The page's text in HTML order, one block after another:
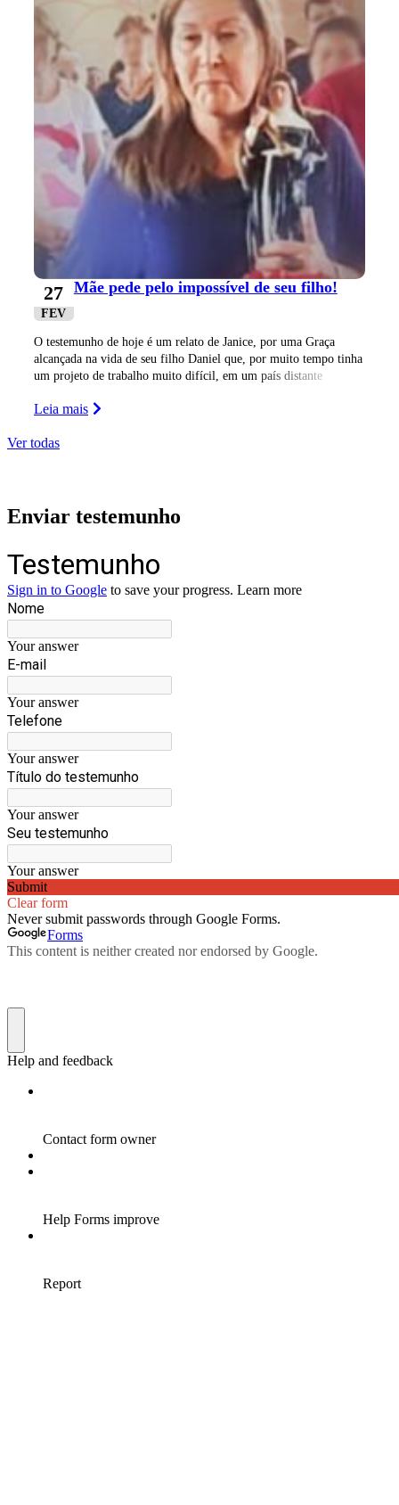
27
FEV
Mãe pede pelo impossível de seu filho!
O testemunho de hoje é um relato de Janice, por uma Graça
alcançada na vida de seu filho Daniel que, por muito tempo tinha
um projeto de trabalho muito difícil, em um país distante
Leia mais
Ver todas
Enviar testemunho